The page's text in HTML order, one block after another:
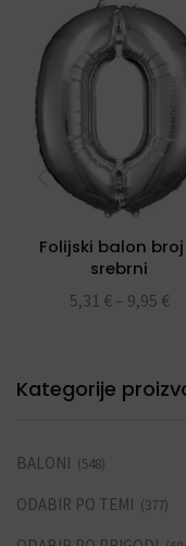
Folijski balon
srebrni
5,31 € – 9,95 €
Kategorije
BALONI (548)
ODABIR PO TEMI (377)